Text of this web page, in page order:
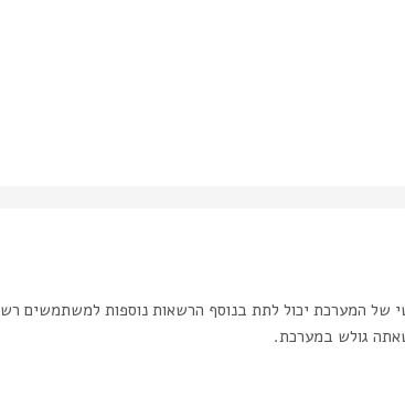
של המערכת יכול לתת בנוסף הרשאות נוספות למשתמשים
גולש במערכת.